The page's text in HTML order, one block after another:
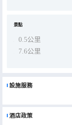
景點
0.5公里
7.6公里
設施服務
酒店政策